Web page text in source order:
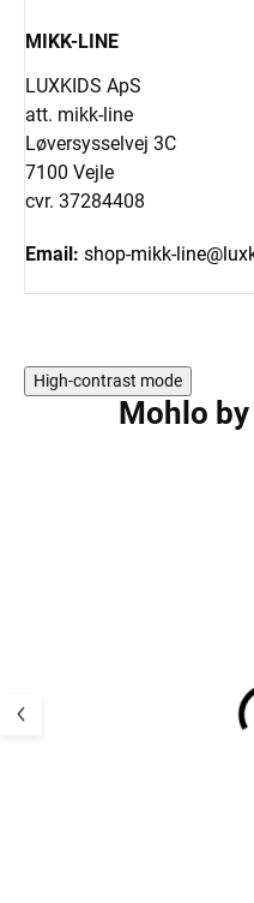
MIKK-LINE
LUXKIDS ApS
att. mikk-line
Løversysselvej 3C
7100 Vejle
cvr. 37284408
Email: shop-mikk-
High-contrast mode
Mohlo